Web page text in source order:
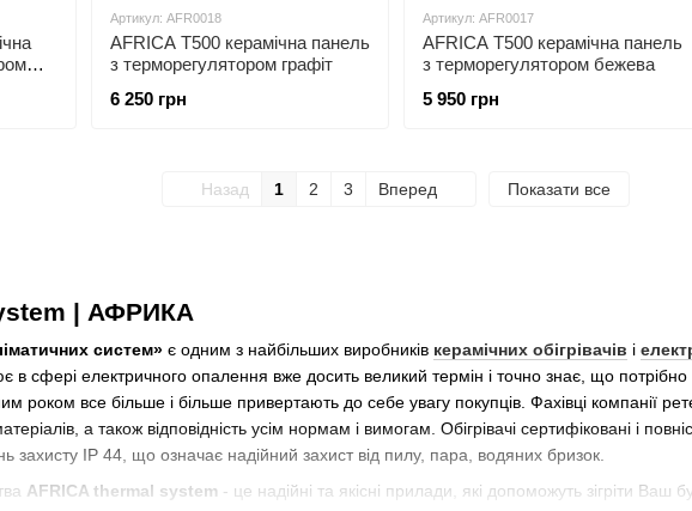
| АФРИКА
систем» є одним з найбільших виробників керамічних обігрівачів і
в сфері електричного опалення вже досить великий термін і точно знає, що потрібно
роком все більше і більше привертають до себе увагу покупців. Фахівці компанії
а також відповідність усім нормам і вимогам. Обігрівачі сертифіковані і
захисту IP 44, що означає надійний захист від пилу, пара, водяних бризок.
AFRICA thermal system - це надійні та якісні прилади, які допоможуть зігріти Ваш
Артикул: AFR0018
AFRICA T500 керамічна панель
з терморегулятором графіт
6 250 грн
Артикул: AFR0017
AFRICA T500 керамічна панель
з терморегулятором бежева
5 950 грн
Назад 1 2 3 Вперед Показати все